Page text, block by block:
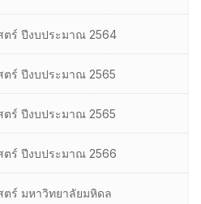
ตร์ ปีงบประมาณ 2564
ตร์ ปีงบประมาณ 2565
ตร์ ปีงบประมาณ 2565
ตร์ ปีงบประมาณ 2566
ตร์ มหาวิทยาลัยมหิดล